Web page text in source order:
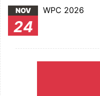
NOV
24
WPC 2026